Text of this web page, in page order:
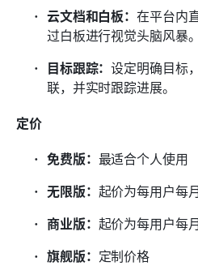
云文档和白板：在平台内
过白板进行视觉头脑风暴。
目标跟踪：设定明确目标
联，并实时跟踪进展。
定价
免费版： 最适合个人使用
无限版： 起价为每用户每
商业版： 起价为每用户每
旗舰版： 定制价格